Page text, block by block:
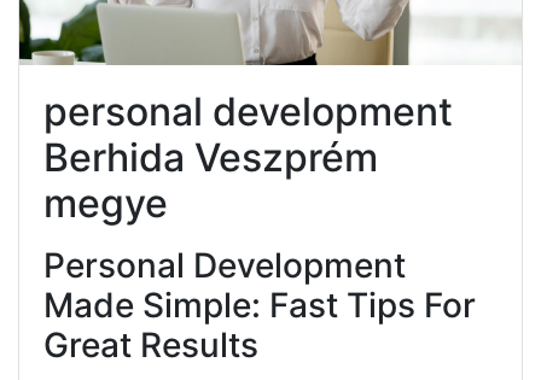
personal development
Berhida Veszprém
megye
Personal Development
Made Simple: Fast Tips For
Great Results